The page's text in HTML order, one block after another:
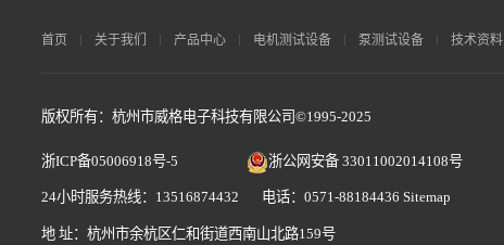
首页 关于我们 产品中心 电机测试设备 泵测试设备 技术资料
版权所有：杭州市威格电子科技有限公司©1995-2025
浙ICP备05006918号-5 浙公网安备 33011002014108号
24小时服务热线：13516874432 电话：0571-88184436 Sitemap
地 址：杭州市余杭区仁和街道西南山北路159号